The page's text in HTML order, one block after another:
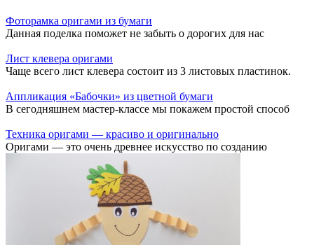
Фоторамка оригами из бумаги
Данная поделка поможет не забыть о дорогих для нас
Лист клевера оригами
Чаще всего лист клевера состоит из 3 листовых пластинок.
Аппликация «Бабочки» из цветной бумаги
В сегодняшнем мастер-классе мы покажем простой способ
Техника оригами — красиво и оригинально
Оригами — это очень древнее искусство по созданию